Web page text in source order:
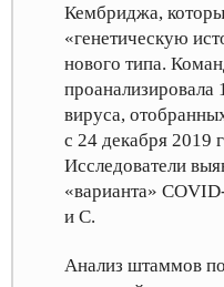
Кембриджа,
«генетическую
нового типа.
вируса,
с 24 декабря 2019
Исследователи
«варианта»
и C.
Анализ штаммов